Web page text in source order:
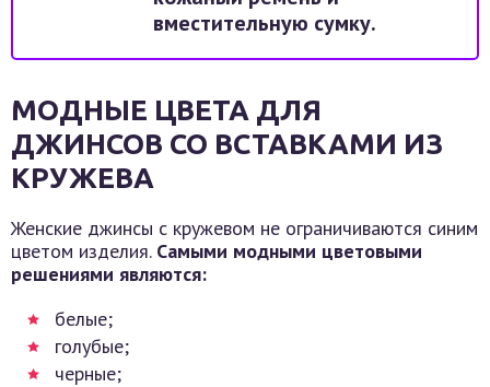
вместительную сумку.
МОДНЫЕ ЦВЕТА ДЛЯ
ДЖИНСОВ СО ВСТАВКАМИ ИЗ
КРУЖЕВА
Женские джинсы с кружевом не ограничиваются синим
цветом изделия. Самыми модными цветовыми
решениями являются:
белые;
голубые;
черные;